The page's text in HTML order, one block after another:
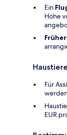
Ein
Höhe
Haustiere
Für
EUR